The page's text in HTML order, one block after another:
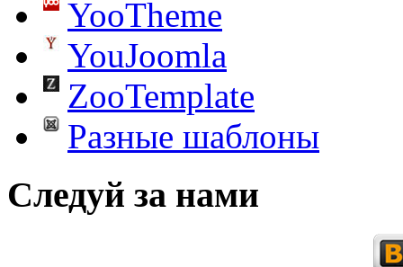
YooTheme
YouJoomla
ZooTemplate
Разные шаблоны
Следуй за нами